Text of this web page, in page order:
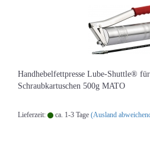
Handhebelfettpresse Lube-Shuttle®
Schraubkartuschen 500g MATO
Lieferzeit: ca. 1-3 Tage (Ausland